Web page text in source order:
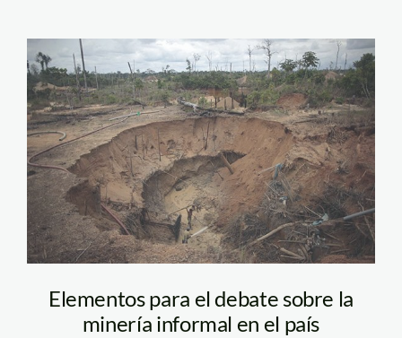
Elementos para el debate sobre la
minería informal en el país